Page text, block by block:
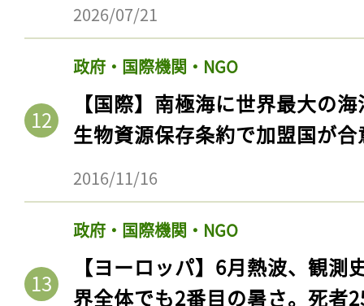
2026/07/21
政府・国際機関・NGO
【国際】南極海に世界最大の
生物資源保存条約で加盟国が合
2016/11/16
政府・国際機関・NGO
【ヨーロッパ】6月熱波、観
界全体でも2番目の暑さ。死者